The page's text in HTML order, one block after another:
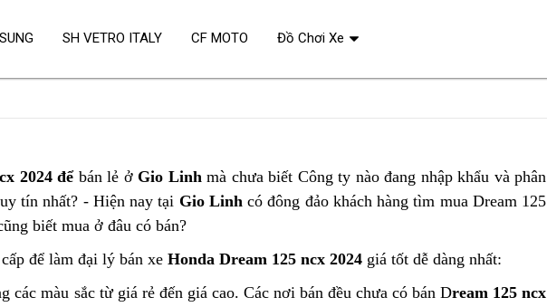
2024 để bán lẻ ởGio Linhmà chưa biết Công ty nào đang nhập khẩu và phân
tín nhất? - Hiện nay tại Gio Linhcó đông đảo khách hàng tìm mua Dream 125
biết mua ở đâu có bán?
để làm đại lý bán xe Honda Dream 125 ncx 2024 giá tốt dễ dàng nhất:
các màu sắc từ giá rẻ đến giá cao. Các nơi bán đều chưa có bán Dream 125 ncx
SH VETRO ITALY CF MOTO Đồ Chơi Xe